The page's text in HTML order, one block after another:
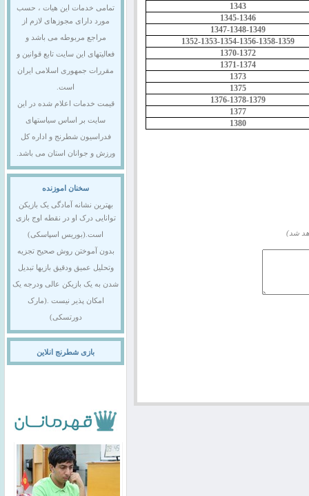
1343
1345-1346
1347-1348-1349
1352-1353-1354-1356-1358-1359
1370-1372
1371-1374
1373
1375
1376-1378-1379
1377
1380
شد)
تمامی خدمات این هیات ، حسب
مورد دارای مجوزهای لازم از
مراجع مربوطه می باشد و
فعالیتهای این سایت تابع قوانین و
مقررات جمهوری اسلامی ایران
است.
قیمت خدمات اعلام شده در این
سایت بر اساس سیاستهای
فدراسیون شطرنج و اداره کل
ورزش و جوانان استان می باشد.
سخنان اموزنده
بهترین نشانه آمادگی یک بازیکن
توانایی درک او در نقطه اوج بازی
است.(بوریس اسپاسکی)
بدون آموختن روش صحیح تجزیه
وتحلیل عمیق ودقیق بازیها تبدیل
شدن به یک بازیکن عالی ودرجه یک
امکان پذیر نیست .(مارک
دورتسکی)
بازی شطرنج انلاین